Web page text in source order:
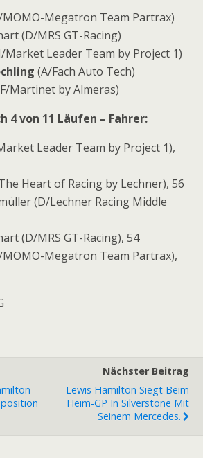
MOMO-Megatron Team Partrax)
(D/MRS GT-Racing)
Market Leader Team by Project 1)
(A/Fach Auto Tech)
Martinet by Almeras)
4 von 11 Läufen – Fahrer:
Leader Team by Project 1),
Heart of Racing by Lechner), 56
(D/Lechner Racing Middle
(D/MRS GT-Racing), 54
MOMO-Megatron Team Partrax),
Nächster Beitrag
Lewis Hamilton Siegt Beim
Heim-GP In Silverstone Mit
Seinem Mercedes.